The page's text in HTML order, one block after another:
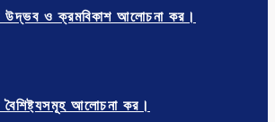
উদ্ভব ও ক্রমবিকাশ আলোচনা কর।
আলোচনা কর।